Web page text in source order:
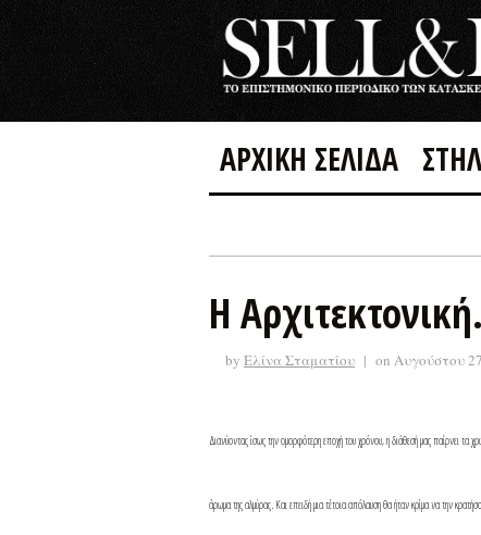
ΑΡΧΙΚΗ ΣΕΛΙΔΑ
Η
by Ελίνα Σταματίου | on Αυγούστου
Διανύοντας ίσως την ομορφότερη εποχή του χρόνου, η διάθεσή μας παίρνει τα
άρωμα της αλμύρας. Και επειδή μια τέτοια απόλαυση θα ήταν κρίμα να την